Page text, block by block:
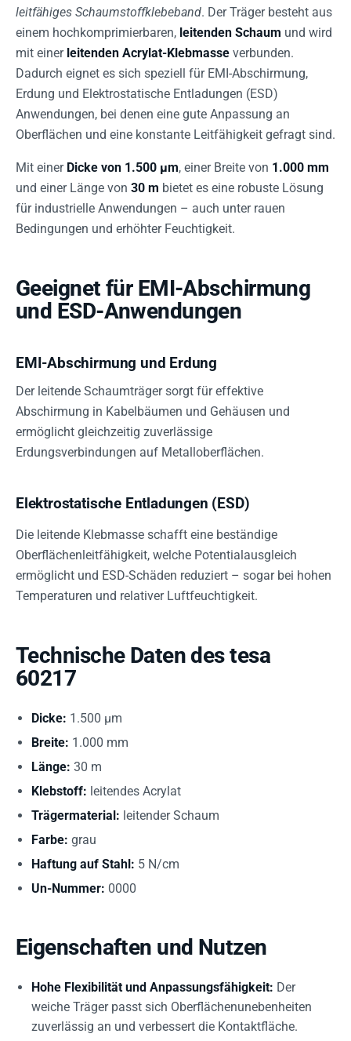
leitfähiges Schaumstoffklebeband. Der Träger besteht aus
einem hochkomprimierbaren, leitenden Schaum und wird
mit einer leitenden Acrylat-Klebmasse verbunden.
Dadurch eignet es sich speziell für EMI-Abschirmung,
Erdung und Elektrostatische Entladungen (ESD)
Anwendungen, bei denen eine gute Anpassung an
Oberflächen und eine konstante Leitfähigkeit gefragt sind.
Mit einer Dicke von 1.500 µm, einer Breite von 1.000 mm
und einer Länge von 30 m bietet es eine robuste Lösung
für industrielle Anwendungen – auch unter rauen
Bedingungen und erhöhter Feuchtigkeit.
Geeignet für EMI-Abschirmung
und ESD-Anwendungen
EMI-Abschirmung und Erdung
Der leitende Schaumträger sorgt für effektive
Abschirmung in Kabelbäumen und Gehäusen und
ermöglicht gleichzeitig zuverlässige
Erdungsverbindungen auf Metalloberflächen.
Elektrostatische Entladungen (ESD)
Die leitende Klebmasse schafft eine beständige
Oberflächenleitfähigkeit, welche Potentialausgleich
ermöglicht und ESD-Schäden reduziert – sogar bei hohen
Temperaturen und relativer Luftfeuchtigkeit.
Technische Daten des tesa
60217
Dicke: 1.500 µm
Breite: 1.000 mm
Länge: 30 m
Klebstoff: leitendes Acrylat
Trägermaterial: leitender Schaum
Farbe: grau
Haftung auf Stahl: 5 N/cm
Un-Nummer: 0000
Eigenschaften und Nutzen
Hohe Flexibilität und Anpassungsfähigkeit: Der
weiche Träger passt sich Oberflächenunebenheiten
zuverlässig an und verbessert die Kontaktfläche.